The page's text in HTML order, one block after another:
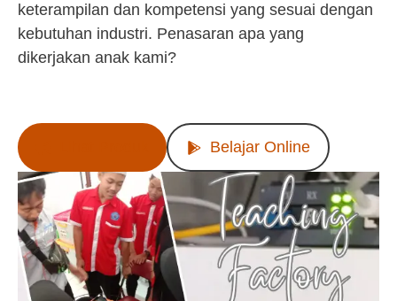
keterampilan dan kompetensi yang sesuai dengan
kebutuhan industri. Penasaran apa yang
dikerjakan anak kami?
Belajar Online